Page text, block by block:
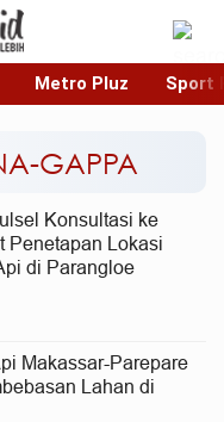
Metro Pluz Sport
GAPPA
Konsultasi ke
Penetapan Lokasi
di Parangloe
Makassar-Parepare
Lahan di